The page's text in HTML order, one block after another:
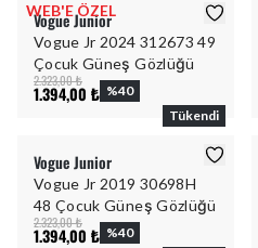
WEB'E ÖZEL
Vogue Junior
Vogue Jr 2024 312673 49
Çocuk Güneş Gözlüğü
2.323,00 ₺
1.394,00 ₺ %40
Tükendi
Vogue Junior
Vogue Jr 2019 30698H
48 Çocuk Güneş Gözlüğü
2.323,00 ₺
1.394,00 ₺ %40